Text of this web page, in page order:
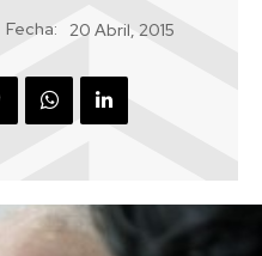
Fecha: 20 Abril, 2015